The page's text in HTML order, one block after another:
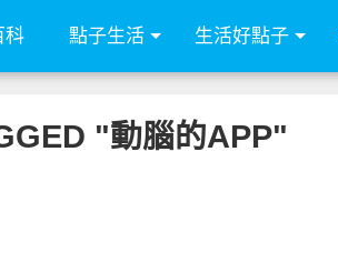
科 點子生活 生活好點子
"動腦的APP"